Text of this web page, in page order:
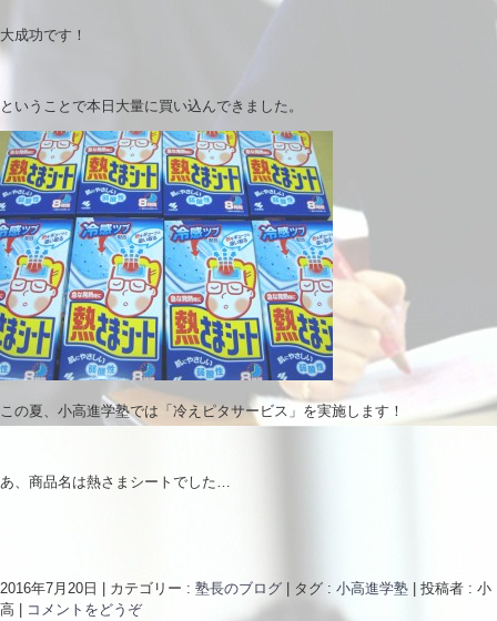
大成功です！
ということで本日大量に買い込んできました。
この夏、小高進学塾では「冷えピタサービス」を実施します！
あ、商品名は熱さまシートでした…
2016年7月20日 カテゴリー : 塾長のブログ タグ : 小高進学塾
投稿者 : 小
高
コメントをどうぞ